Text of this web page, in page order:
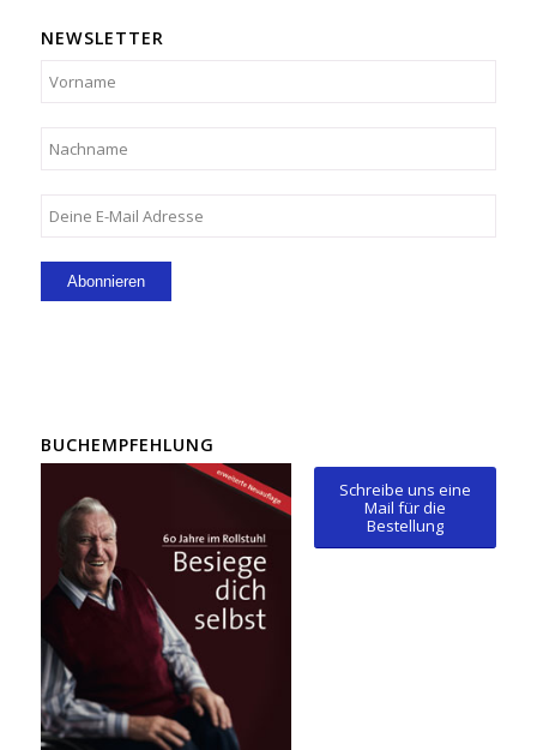
NEWSLETTER
BUCHEMPFEHLUNG
Schreibe uns eine
Mail für die
Bestellung